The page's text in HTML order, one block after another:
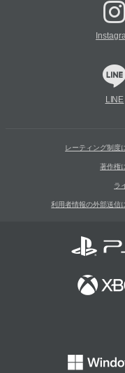
LINE
レーティング制度
著作権
ラ
利用者情報の外部送信